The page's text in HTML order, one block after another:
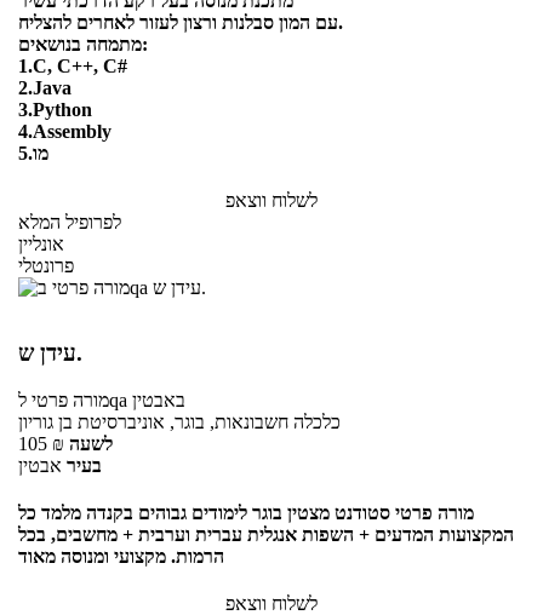
עם המון סבלנות ורצון לעזור לאחרים להצליח.
מתמחה בנושאים:
1.C, C++, C#
2.Java
3.Python
4.Assembly
5.מו
לשלוח ווצאפ
לפרופיל המלא
אונליין
פרונטלי
עידן ש.
מורה פרטילqa באבטין
כלכלה חשבונאות, בוגר, אוניברסיטת בן גוריון
105 ₪ לשעה
בעיר אבטין
מורה פרטי סטודנט מצטין בוגר לימודים גבוהים בקנדה מלמד כל
המקצועות המדעים + השפות אנגלית עברית וערבית + מחשבים, בכל
הרמות. מקצועי ומנוסה מאוד
לשלוח ווצאפ